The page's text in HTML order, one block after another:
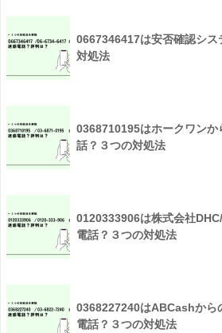
0667346417は安否確認シ
対処法
0368710195はホークワンか
話？３つの対処法
0120333906は株式会社
電話？３つの対処法
0368227240はABCashから
電話？３つの対処法